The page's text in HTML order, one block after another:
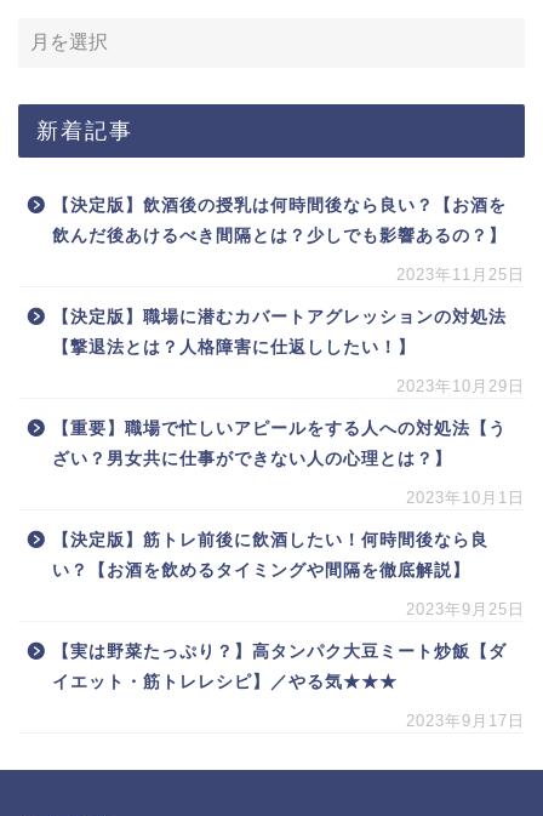
新着記事
【決定版】飲酒後の授乳は何時間後なら良い？【お酒を
飲んだ後あけるべき間隔とは？少しでも影響あるの？】
2023年11月25日
【決定版】職場に潜むカバートアグレッションの対処法
【撃退法とは？人格障害に仕返ししたい！】
2023年10月29日
【重要】職場で忙しいアピールをする人への対処法【う
ざい？男女共に仕事ができない人の心理とは？】
2023年10月1日
【決定版】筋トレ前後に飲酒したい！何時間後なら良
い？【お酒を飲めるタイミングや間隔を徹底解説】
2023年9月25日
【実は野菜たっぷり？】高タンパク大豆ミート炒飯【ダ
イエット・筋トレレシピ】／やる気★★★
2023年9月17日